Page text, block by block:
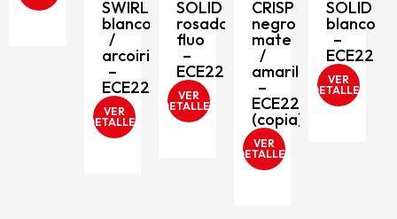
SWIRL
blanco
/
arcoiris
–
ECE2206
VER
DETALLES
SOLID
rosado
fluo
–
ECE2206
VER
DETALLES
CRISP
negro
mate
/
amarillo
–
ECE2206
(copia)
VER
DETALLES
SOLID
blanco
–
ECE2206
VER
DETALLES